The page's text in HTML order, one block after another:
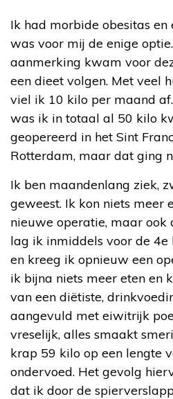
Ik had morbide obesitas
was voor mij de enige
aanmerking kwam voor
een dieet volgen. Met veel
viel ik 10 kilo per maand
was ik in totaal al 50 kilo
geopereerd in het Sint
Rotterdam, maar dat ging
Ik ben maandenlang ziek,
geweest. Ik kon niets meer
nieuwe operatie, maar ook
lag ik inmiddels voor de 4e
en kreeg ik opnieuw een
ik bijna niets meer eten en
van een diëtiste,
aangevuld met eiwitrijk
vreselijk, alles smaakt
krap 59 kilo op een lengte
ondervoed. Het gevolg
dat ik door de